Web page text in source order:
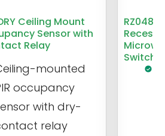
Ceiling Mount
Sensor with
Relay
mounted
occupancy
with dry-
relay
RZ048
Switch